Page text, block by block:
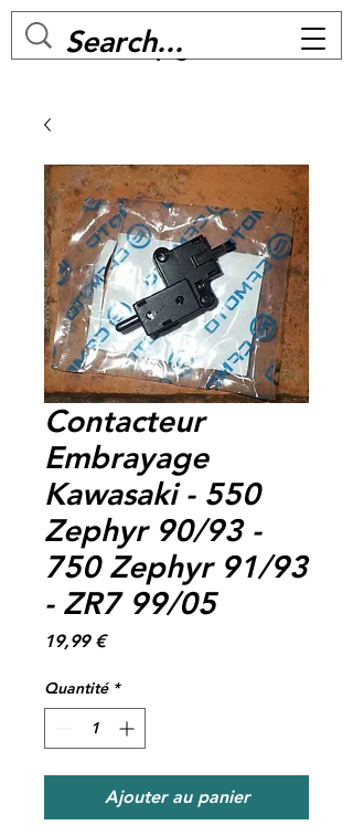
MC BIKE Perpignan
Contacteur
Embrayage
Kawasaki - 550
Zephyr 90/93 -
750 Zephyr 91/93
- ZR7 99/05
19,99 €Prix
Quantité *
Ajouter au panier